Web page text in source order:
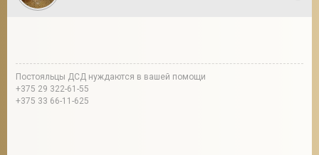
Постояльцы ДСД нуждаются в вашей помощи
+375 29 322-61-55
+375 33 66-11-625